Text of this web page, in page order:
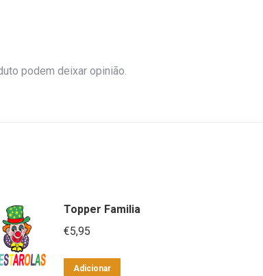
podem deixar opinião.
Topper Familia
€5,95
Adicionar